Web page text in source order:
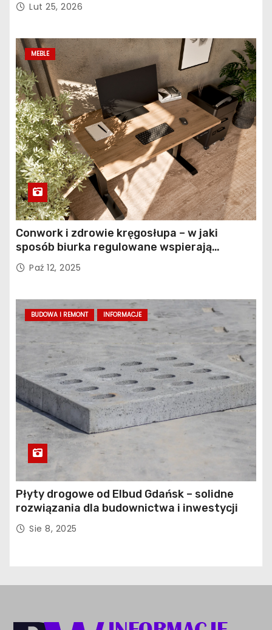
Lut 25, 2026
MEBLE
Conwork i zdrowie kręgosłupa – w jaki
sposób biurka regulowane wspierają
profilaktykę bólu pleców
Paź 12, 2025
BUDOWA I REMONT INFORMACJE
Płyty drogowe od Elbud Gdańsk – solidne
rozwiązania dla budownictwa i inwestycji
Sie 8, 2025